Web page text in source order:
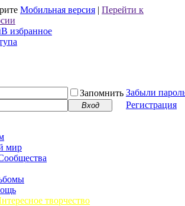
Мобильная версия | Перейти к
В избранное
Запомнить Забыли
Вход
Регистрация
мир
творчество